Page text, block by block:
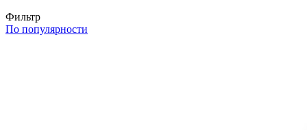
Фильтр
По популярности